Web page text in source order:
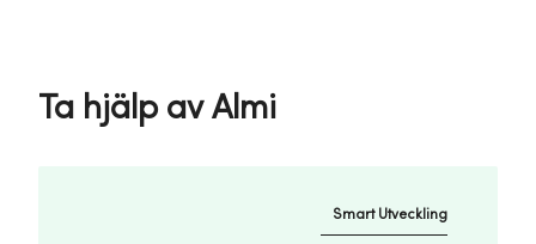
Ta hjälp av Almi
Smart Utveckling